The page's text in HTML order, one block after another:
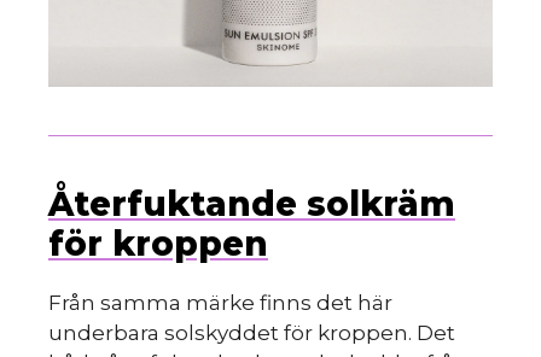
Återfuktande solkräm
för kroppen
Från samma märke finns det här
underbara solskyddet för kroppen. Det